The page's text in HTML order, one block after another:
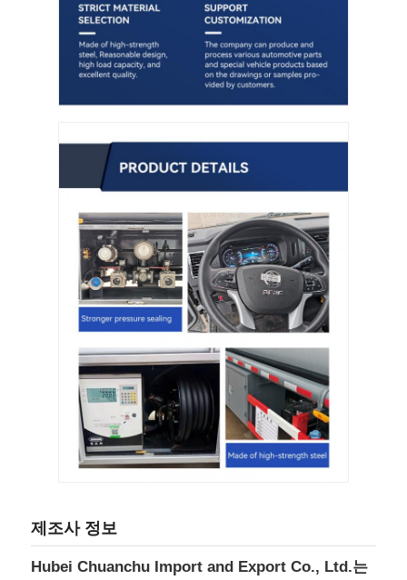
제조사 정보
Hubei Chuanchu Import and Export Co., Ltd.는